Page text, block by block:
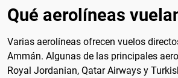
Qué aerolíneas
Varias aerolíneas ofrecen vuelos
Ammán. Algunas de las principales
Royal Jordanian, Qatar Airways y